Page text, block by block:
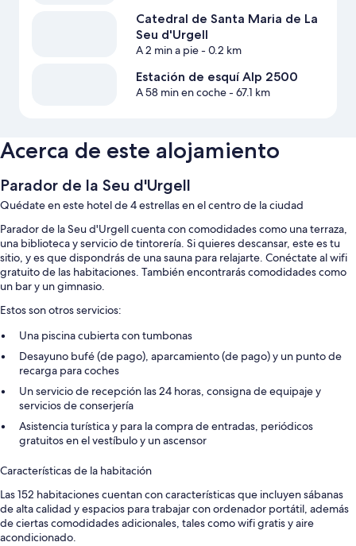
Catedral de Santa Maria de La
Seu d'Urgell
A 2 min a pie- 0.2 km
Estación de esquí Alp 2500
A 58 min en coche- 67.1 km
Acerca de este alojamiento
Parador de la Seu d'Urgell
Quédate en este hotel de 4 estrellas en el centro de la ciudad
Parador de la Seu d'Urgell cuenta con comodidades como una terraza,
una biblioteca y servicio de tintorería. Si quieres descansar, este es tu
sitio, y es que dispondrás de una sauna para relajarte. Conéctate al wifi
gratuito de las habitaciones. También encontrarás comodidades como
un bar y un gimnasio.
Estos son otros servicios:
Una piscina cubierta con tumbonas
Desayuno bufé (de pago), aparcamiento (de pago) y un punto de
recarga para coches
Un servicio de recepción las 24 horas, consigna de equipaje y
servicios de conserjería
Asistencia turística y para la compra de entradas, periódicos
gratuitos en el vestíbulo y un ascensor
Características de la habitación
Las 152 habitaciones cuentan con características que incluyen sábanas
de alta calidad y espacios para trabajar con ordenador portátil, además
de ciertas comodidades adicionales, tales como wifi gratis y aire
acondicionado.